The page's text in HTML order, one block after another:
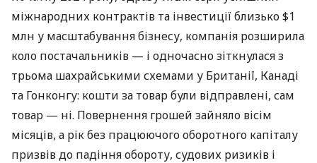
міжнародних контрактів та інвестиції близько $1
млн у масштабування бізнесу, компанія розширила
коло постачальників — і одночасно зіткнулася з
трьома шахрайськими схемами у Британії, Канаді
та Гонконгу: кошти за товар були відправлені, сам
товар — ні. Повернення грошей зайняло вісім
місяців, а рік без працюючого оборотного капіталу
призвів до падіння обороту, судових ризиків і